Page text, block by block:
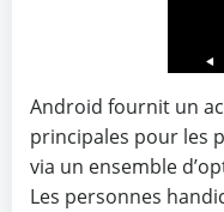
Android fournit un
principales pour les
via un ensemble
Les personnes